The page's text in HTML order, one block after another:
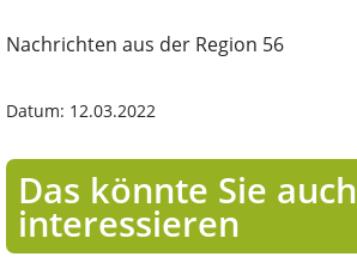
Nachrichten aus der Region 56
Datum: 12.03.2022
Das könnte Sie auch
interessieren